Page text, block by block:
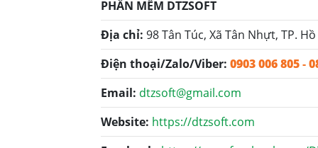
PHẦN MỀM DTZSOFT
Địa chỉ: 98 Tân Túc, Xã Tân Nhựt, TP.
Điện thoại/Zalo/Viber: 0903 006 805-
Email: dtzsoft@gmail.com
Website: https://dtzsoft.com